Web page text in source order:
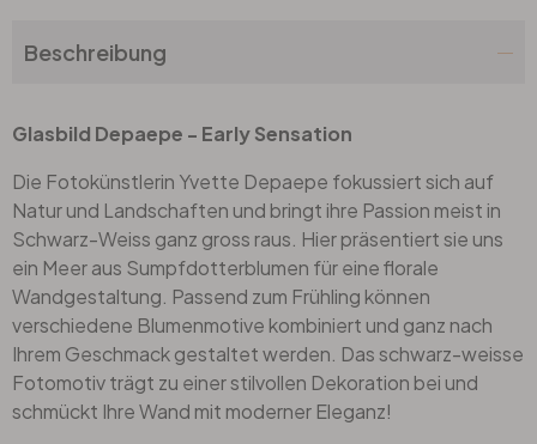
Beschreibung
Glasbild Depaepe - Early Sensation
Die Fotokünstlerin Yvette Depaepe fokussiert sich auf
Natur und Landschaften und bringt ihre Passion meist in
Schwarz-Weiss ganz gross raus. Hier präsentiert sie uns
ein Meer aus Sumpfdotterblumen für eine florale
Wandgestaltung. Passend zum Frühling können
verschiedene Blumenmotive kombiniert und ganz nach
Ihrem Geschmack gestaltet werden. Das schwarz-weisse
Fotomotiv trägt zu einer stilvollen Dekoration bei und
schmückt Ihre Wand mit moderner Eleganz!